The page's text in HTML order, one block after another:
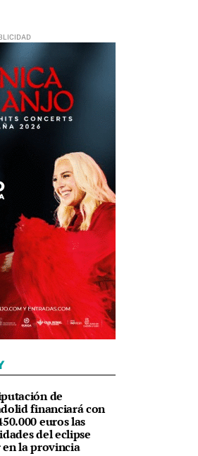
de
financiará con
euros las
del eclipse
en la provincia